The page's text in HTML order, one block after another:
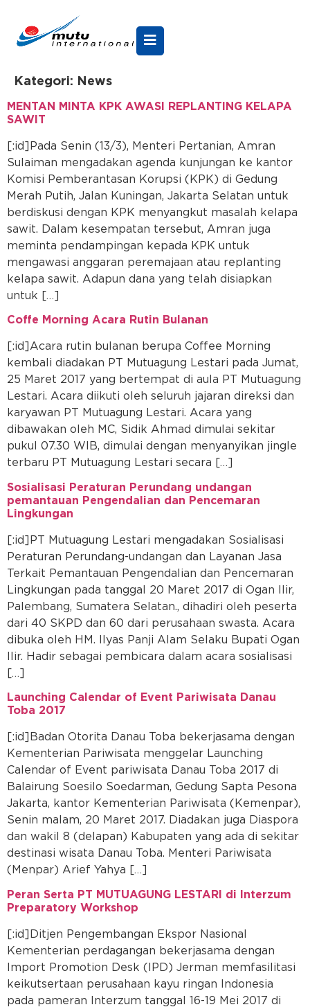
Kategori: News
MENTAN MINTA KPK AWASI REPLANTING KELAPA
SAWIT
[:id]Pada Senin (13/3), Menteri Pertanian, Amran
Sulaiman mengadakan agenda kunjungan ke kantor
Komisi Pemberantasan Korupsi (KPK) di Gedung
Merah Putih, Jalan Kuningan, Jakarta Selatan untuk
berdiskusi dengan KPK menyangkut masalah kelapa
sawit. Dalam kesempatan tersebut, Amran juga
meminta pendampingan kepada KPK untuk
mengawasi anggaran peremajaan atau replanting
kelapa sawit. Adapun dana yang telah disiapkan
untuk […]
Coffe Morning Acara Rutin Bulanan
[:id]Acara rutin bulanan berupa Coffee Morning
kembali diadakan PT Mutuagung Lestari pada Jumat,
25 Maret 2017 yang bertempat di aula PT Mutuagung
Lestari. Acara diikuti oleh seluruh jajaran direksi dan
karyawan PT Mutuagung Lestari. Acara yang
dibawakan oleh MC, Sidik Ahmad dimulai sekitar
pukul 07.30 WIB, dimulai dengan menyanyikan jingle
terbaru PT Mutuagung Lestari secara […]
Sosialisasi Peraturan Perundang undangan
pemantauan Pengendalian dan Pencemaran
Lingkungan
[:id]PT Mutuagung Lestari mengadakan Sosialisasi
Peraturan Perundang-undangan dan Layanan Jasa
Terkait Pemantauan Pengendalian dan Pencemaran
Lingkungan pada tanggal 20 Maret 2017 di Ogan Ilir,
Palembang, Sumatera Selatan., dihadiri oleh peserta
dari 40 SKPD dan 60 dari perusahaan swasta. Acara
dibuka oleh HM. Ilyas Panji Alam Selaku Bupati Ogan
Ilir. Hadir sebagai pembicara dalam acara sosialisasi
[…]
Launching Calendar of Event Pariwisata Danau
Toba 2017
[:id]Badan Otorita Danau Toba bekerjasama dengan
Kementerian Pariwisata menggelar Launching
Calendar of Event pariwisata Danau Toba 2017 di
Balairung Soesilo Soedarman, Gedung Sapta Pesona
Jakarta, kantor Kementerian Pariwisata (Kemenpar),
Senin malam, 20 Maret 2017. Diadakan juga Diaspora
dan wakil 8 (delapan) Kabupaten yang ada di sekitar
destinasi wisata Danau Toba. Menteri Pariwisata
(Menpar) Arief Yahya […]
Peran Serta PT MUTUAGUNG LESTARI di Interzum
Preparatory Workshop
[:id]Ditjen Pengembangan Ekspor Nasional
Kementerian perdagangan bekerjasama dengan
Import Promotion Desk (IPD) Jerman memfasilitasi
keikutsertaan perusahaan kayu ringan lndonesia
pada pameran lnterzum tanggal 16-19 Mei 2017 di